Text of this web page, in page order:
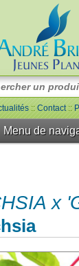
::Contact::
Menu de
x